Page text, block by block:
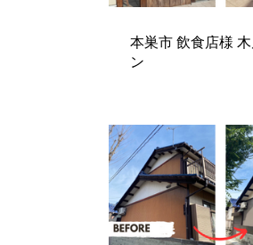
本巣市 飲食店様 木
ン